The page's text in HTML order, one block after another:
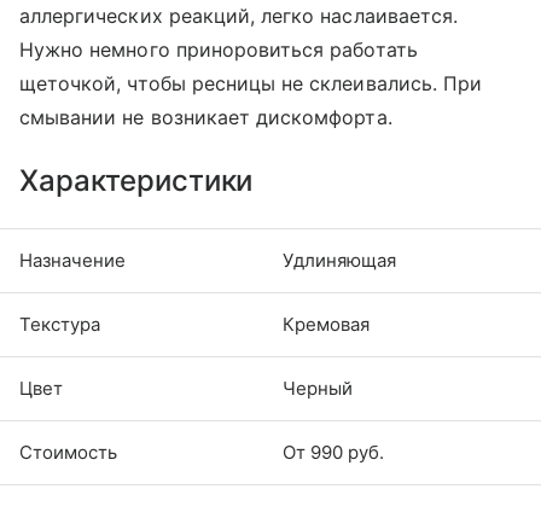
аллергических реакций, легко наслаивается.
Нужно немного приноровиться работать
щеточкой, чтобы ресницы не склеивались. При
смывании не возникает дискомфорта.
Характеристики
Назначение Удлиняющая
Текстура Кремовая
Цвет Черный
Стоимость От 990 руб.